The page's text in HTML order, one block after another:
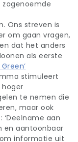
Ons streven is
om gaan vragen,
dat het anders
als eerste
stimuleert
te nemen die
maar ook
aan
en aantoonbaar
informatie uit